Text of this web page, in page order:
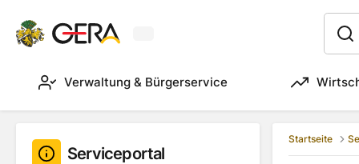
Verwaltung & Bürgerservice
Serviceportal
Startseite